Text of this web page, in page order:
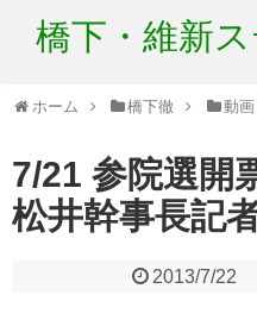
橋下・維新
ホーム 橋下徹 動画
7/21 参院選開
松井幹事長記
2013/7/22